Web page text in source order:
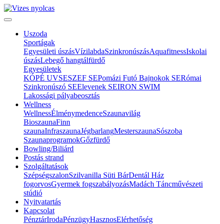
Uszoda
Sportágak
Egyesületi úszásVízilabdaSzinkronúszásAquafitnessIskolai
úszásLebegő hangtálfürdő
Egyesületek
KÓPÉ UVSESZEF SEPomázi Futó Bajnokok SERómai
Szinkronúszó SEElevenek SEIRON SWIM
Lakossági pályabeosztás
Wellness
WellnessÉlménymedenceSzaunavilág
BioszaunaFinn
szaunaInfraszaunaJégbarlangMesterszaunaSószoba
SzaunaprogramokGőzfürdő
Bowling/Biliárd
Postás strand
Szolgáltatások
SzépségszalonSzilvanilla Süti BárDentál Ház
fogorvosGyermek fogszabályozásMadách Táncművészeti
stúdió
Nyitvatartás
Kapcsolat
PénztárIrodaPénzügyHasznosElérhetőség